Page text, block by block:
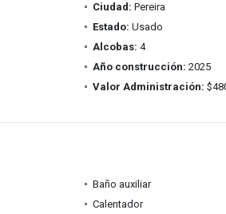
Ciudad: Pereira
Estado: Usado
Alcobas: 4
Año construcción: 2025
Valor Administración:
Baño auxiliar
Calentador